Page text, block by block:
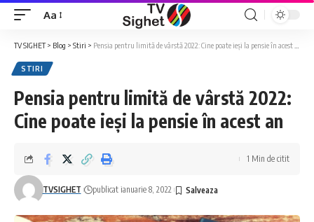
Font
Resizer
Aa
TV SIGHET> Blog > Stiri > Pensia pentru limită de vârstă 2022: Cine poate ieși la pensie în acest an
STIRI
Pensia pentru limită de vârstă 2022:
Cine poate ieși la pensie în acest an
TVSIGHET publicat ianuarie 8, 2022
1 Min de citit